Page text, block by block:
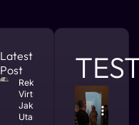
Latest
Post
Rekomendasi
Virtual Office
Jakarta
Utara yang